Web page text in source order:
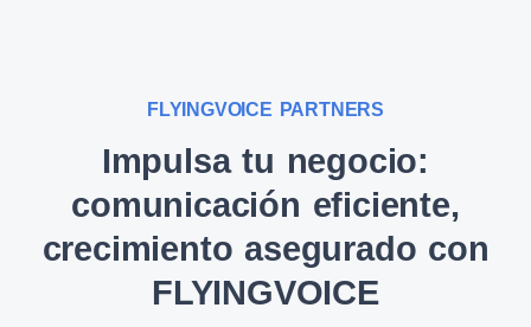
FLYINGVOICE PARTNERS
Impulsa tu negocio:
comunicación eficiente,
crecimiento asegurado con
FLYINGVOICE